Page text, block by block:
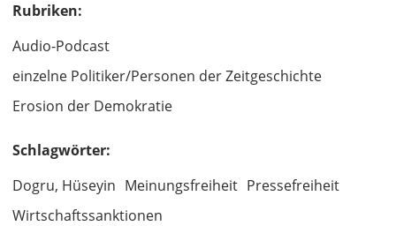
Rubriken:
Audio-Podcast
einzelne Politiker/Personen der Zeitgeschichte
Erosion der Demokratie
Schlagwörter:
Dogru, Hüseyin Meinungsfreiheit Pressefreiheit
Wirtschaftssanktionen